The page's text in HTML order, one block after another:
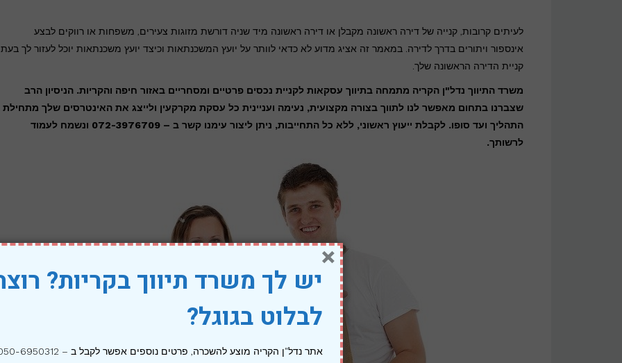
לקחת
יועץ
משכנתאות
לקנייה
של
לעיתים קרובות, קנייה של דירה ראשונה מקבלן או דירה ראשונה מיד שניה דורשת מזוגות צעירים, משפחות או רווקים לבצע
אינספור ויתורים בדרך לדירה. במאמר זה אציג מדוע לא כדאי לוותר על יועץ המשכנתאות וכיצד יועץ משכנתאות יוכל לעזור לך בעת
קניית הדירה הראשונה שלך.
משרד התיווך נדל"ן הקריה מתמחה בתיווך עסקאות לקניית נכסים פרטיים ומסחריים באזור חיפה והקריות. הניסיון הרב
שצברנו בתחום מאפשר לנו לתווך בצורה מקצועית, נעימה ועניינית כל עסקת מקרקעין ולייצג את האינטרסים שלך מתחילת
התהליך ועד סופו. לקבלת ייעוץ ראשוני, ללא כל התחייבות, ניתן ליצור עימנו קשר ב – 072-3976709
ונשמח לעמוד
לרשותך.
יש לך משרד תיווך בקריות?
לבלוט בגוגל?
אתר נדל"ן הקריה מוצע להשכרה, פרטים נוספים אפשר לקבל ב – 050-6950312
×